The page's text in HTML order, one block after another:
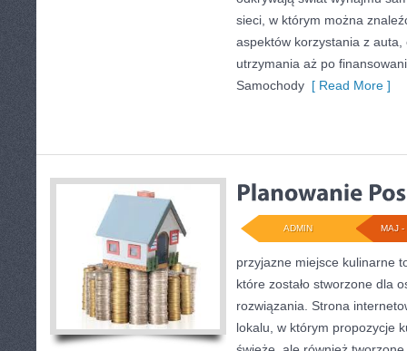
sieci, w którym można
aspektów korzystania z
utrzymania aż po
Samochody [ Read More ]
MAJ -
ADMIN
przyjazne miejsce kulinarne
które zostało stworzone dla
rozwiązania. Strona
lokalu, w którym propozycje